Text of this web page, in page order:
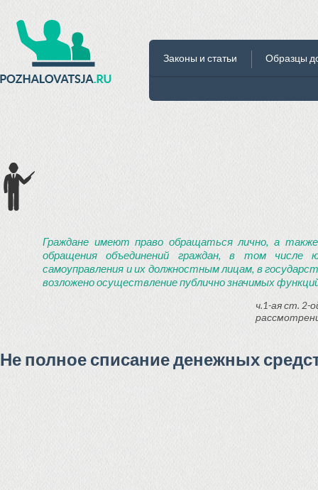
Законы и статьи Образцы
Граждане имеют право обращаться лично, а
обращения объединений граждан, в том числе
самоуправления и их должностным лицам, в
возложено осуществление публично значимых
ч.1-ая ст. 2-
Не полное списание денежных